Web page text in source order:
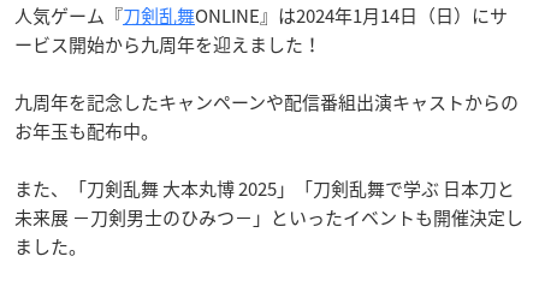
人気ゲーム『刀剣乱舞ONLINE』は2024年1月14日（日）にサ
ービス開始から九周年を迎えました！
九周年を記念したキャンペーンや配信番組出演キャストからの
お年玉も配布中。
また、「刀剣乱舞 大本丸博 2025」「刀剣乱舞で学ぶ 日本刀と
未来展 －刀剣男士のひみつ－」といったイベントも開催決定し
ました。